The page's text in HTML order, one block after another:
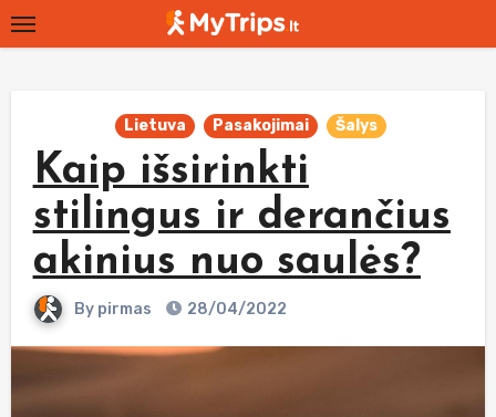
Skip
to
Lietuva Pasakojimai Šalys
Kaip išsirinkti
stilingus ir derančius
akinius nuo saulės?
By pirmas 28/04/2022